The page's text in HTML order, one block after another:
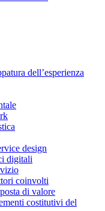
dell’esperienza
design
digitali
coinvolti
di valore
costitutivi del